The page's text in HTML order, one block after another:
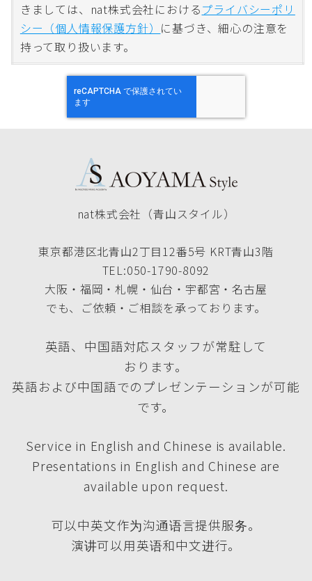
きましては、nat株式会社におけるプライバシーポリ
シー（個人情報保護方針） に基づき、細心の注意を
持って取り扱います。
nat株式会社（青山スタイル）
東京都港区北青山2丁目12番5号 KRT青山3階
TEL:050-1790-8092
大阪・福岡・札幌・仙台・宇都宮・名古屋
でも、ご依頼・ご相談を承っております。
英語、中国語対応スタッフが常駐して
おります。
英語および中国語でのプレゼンテーションが可能
です。
Service in English and Chinese is available.
Presentations in English and Chinese are
available upon request.
可以中英文作为沟通语言提供服务。
演讲可以用英语和中文进行。